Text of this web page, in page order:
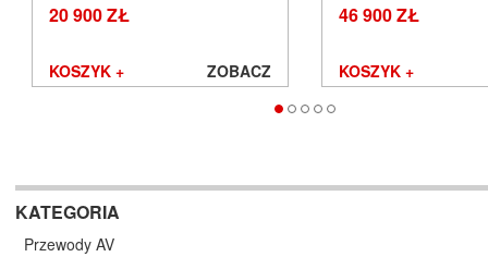
20 900 ZŁ
KOSZYK + ZOBACZ
46 900 ZŁ
KOSZYK +
KATEGORIA
Przewody AV